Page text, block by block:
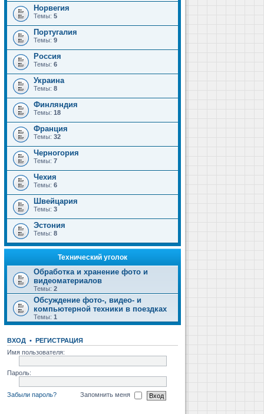
Норвегия
Темы: 5
Португалия
Темы: 9
Россия
Темы: 6
Украина
Темы: 8
Финляндия
Темы: 18
Франция
Темы: 32
Черногория
Темы: 7
Чехия
Темы: 6
Швейцария
Темы: 3
Эстония
Темы: 8
Технический уголок
Обработка и хранение фото и
видеоматериалов
Темы: 2
Обсуждение фото-, видео- и
компьютерной техники в поездках
Темы: 1
ВХОД • РЕГИСТРАЦИЯ
Имя пользователя:
Пароль:
Забыли пароль? Запомнить меня